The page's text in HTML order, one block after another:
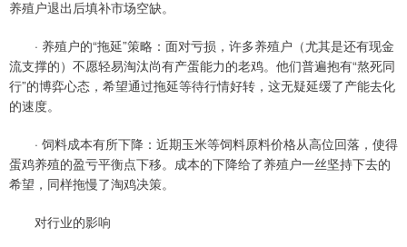
养殖户退出后填补市场空缺。
· 养殖户的“拖延”策略：面对亏损，许多养殖户（尤其是还有现金
流支撑的）不愿轻易淘汰尚有产蛋能力的老鸡。他们普遍抱有“熬死同
行”的博弈心态，希望通过拖延等待行情好转，这无疑延缓了产能去化
的速度。
· 饲料成本有所下降：近期玉米等饲料原料价格从高位回落，使得
蛋鸡养殖的盈亏平衡点下移。成本的下降给了养殖户一丝坚持下去的
希望，同样拖慢了淘鸡决策。
对行业的影响